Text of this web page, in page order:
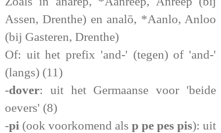
Assen, Drenthe) en analō, *Aanlo, Anloo
(bij Gasteren, Drenthe)
Of: uit het prefix 'and-' (tegen) of 'and-'
(langs) (11)
-dover: uit het Germaanse voor 'beide
oevers' (8)
-pi (ook voorkomend als p pe pes pis): uit